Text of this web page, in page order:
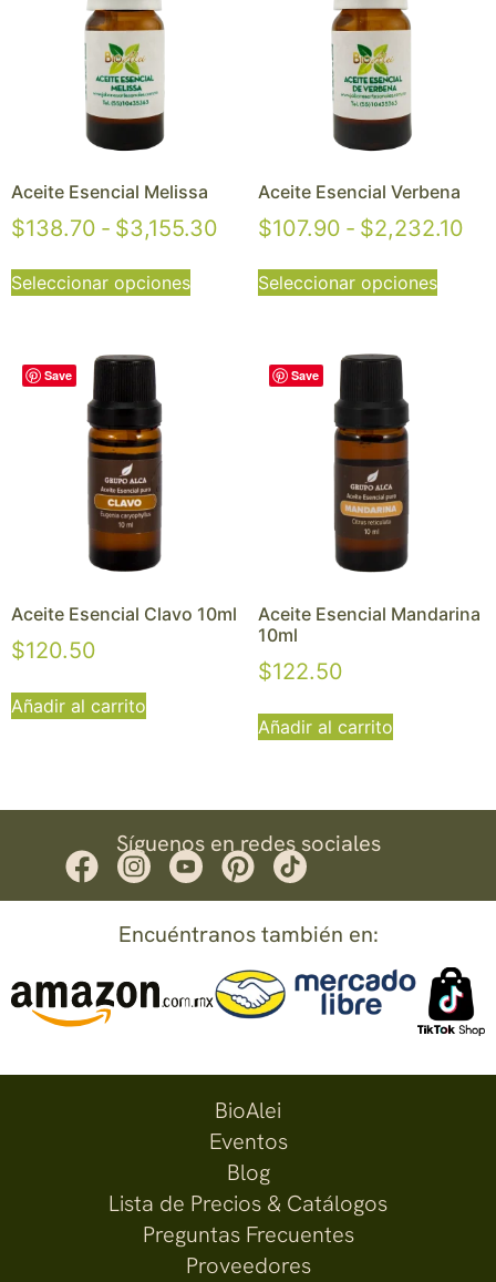
Aceite Esencial Melissa
$138.70 - $3,155.30
Seleccionar opciones
Aceite Esencial Verbena
$107.90 - $2,232.10
Seleccionar opciones
Save
Aceite Esencial Clavo 10ml
$120.50
Añadir al carrito
Save
Aceite Esencial Mandarina
10ml
$122.50
Añadir al carrito
Síguenos en redes sociales
Encuéntranos también en:
BioAlei
Eventos
Blog
Lista de Precios & Catálogos
Preguntas Frecuentes
Proveedores